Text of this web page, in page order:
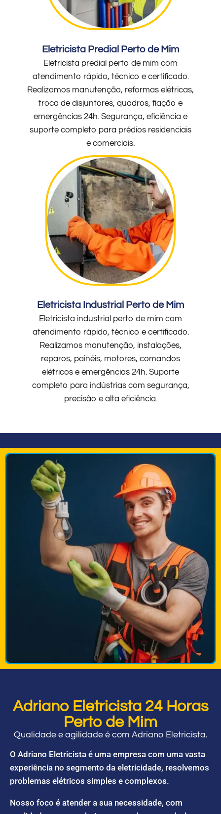
Eletricista Predial Perto de Mim
Eletricista predial perto de mim com
atendimento rápido, técnico e certificado.
Realizamos manutenção, reformas elétricas,
troca de disjuntores, quadros, fiação e
emergências 24h. Segurança, eficiência e
suporte completo para prédios residenciais
e comerciais.
Eletricista Industrial Perto de Mim
Eletricista industrial perto de mim com
atendimento rápido, técnico e certificado.
Realizamos manutenção, instalações,
reparos, painéis, motores, comandos
elétricos e emergências 24h. Suporte
completo para indústrias com segurança,
precisão e alta eficiência.
Adriano Eletricista 24 Horas
Perto de Mim
Qualidade e agilidade é com Adriano Eletricista.
O Adriano Eletricista é uma empresa com uma vasta
experiência no segmento da eletricidade, resolvemos
problemas elétricos simples e complexos.
Nosso foco é atender a sua necessidade, com